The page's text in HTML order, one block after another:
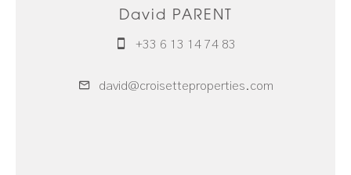
David PARENT
+33 6 13 14 74 83
david@croisetteproperties.com